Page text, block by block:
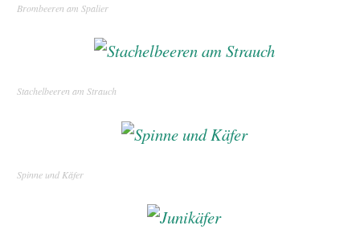
Brombeeren am Spalier
Stachelbeeren am Strauch
Spinne und Käfer